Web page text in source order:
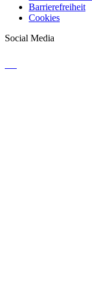
Barrierefreiheit
Cookies
Social Media